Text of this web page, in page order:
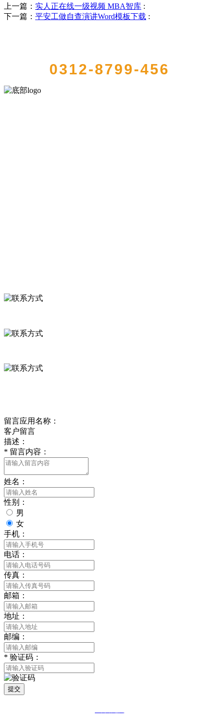
上一篇： 实人正在线一级视频 MBA智库 :
下一篇： 平安工做自查演讲Word模板下载 :
0312-8799-456
留言应用名称：
客户留言
描述：
* 留言内容：
姓名：
性别：
男
女
手机：
电话：
传真：
邮箱：
地址：
邮编：
* 验证码：
提交